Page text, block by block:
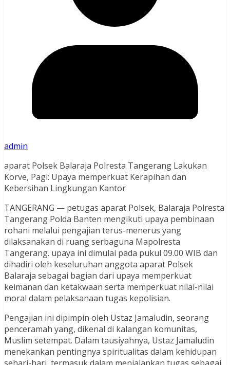
admin
aparat Polsek Balaraja Polresta Tangerang Lakukan
Korve, Pagi: Upaya memperkuat Kerapihan dan
Kebersihan Lingkungan Kantor
TANGERANG — petugas aparat Polsek, Balaraja Polresta
Tangerang Polda Banten mengikuti upaya pembinaan
rohani melalui pengajian terus-menerus yang
dilaksanakan di ruang serbaguna Mapolresta
Tangerang. upaya ini dimulai pada pukul 09.00 WIB dan
dihadiri oleh keseluruhan anggota aparat Polsek
Balaraja sebagai bagian dari upaya memperkuat
keimanan dan ketakwaan serta memperkuat nilai-nilai
moral dalam pelaksanaan tugas kepolisian.
Pengajian ini dipimpin oleh Ustaz Jamaludin, seorang
penceramah yang, dikenal di kalangan komunitas,
Muslim setempat. Dalam tausiyahnya, Ustaz Jamaludin
menekankan pentingnya spiritualitas dalam kehidupan